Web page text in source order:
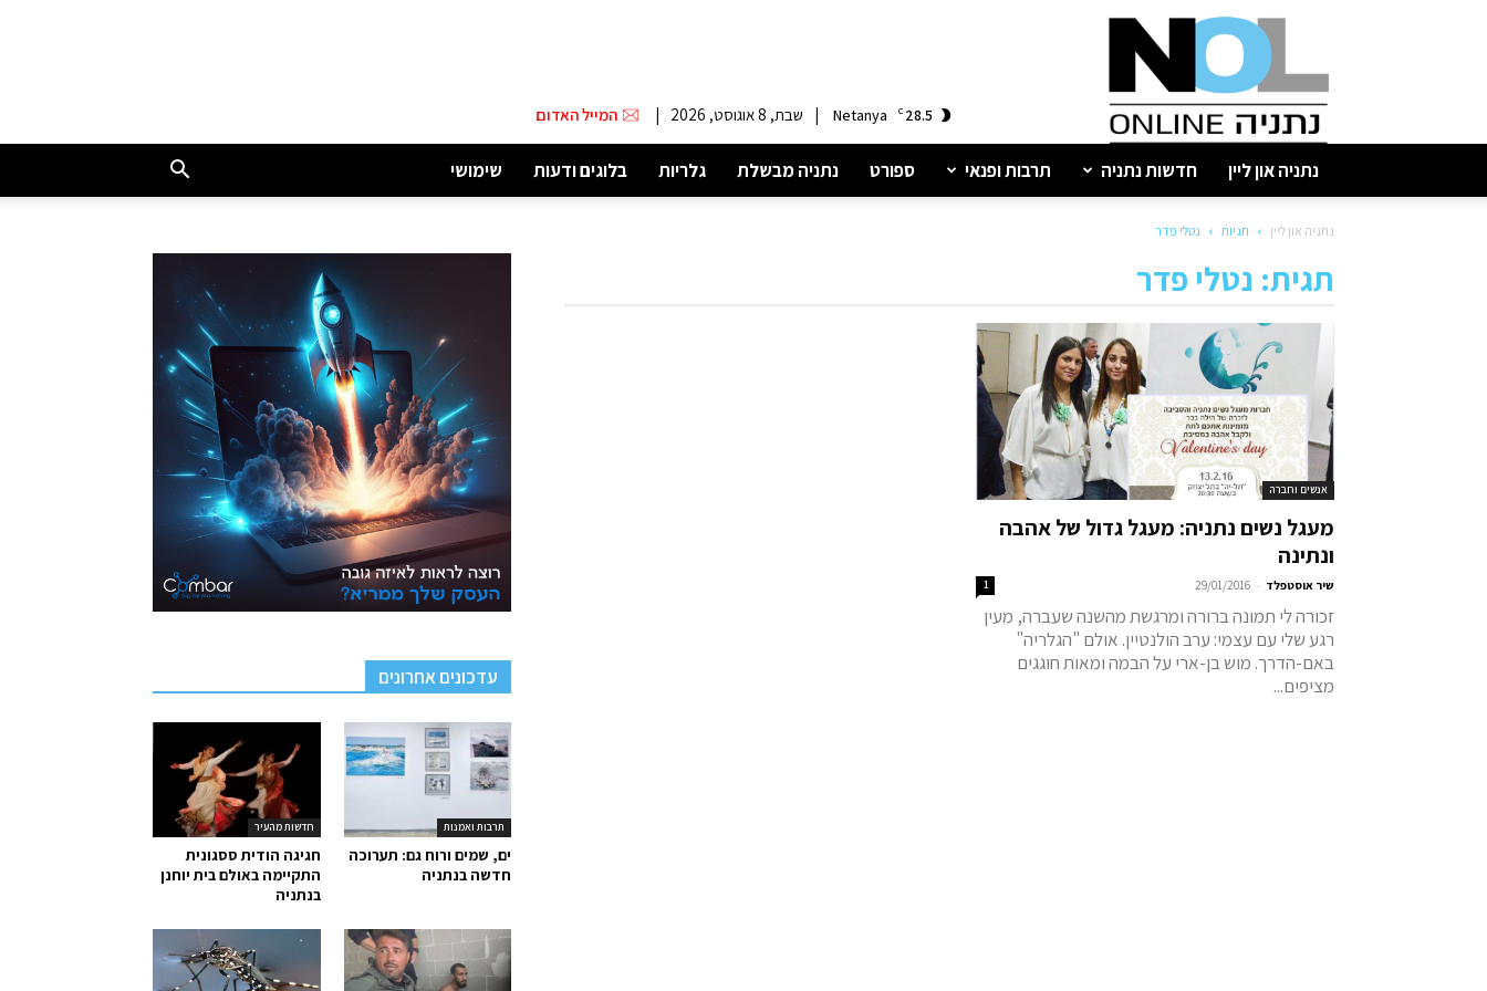
נתניה
28.5
C
Netanya
| שבת, 8 אוגוסט, 2026 | המייל האדום
נתניה און ליין חדשות נתניה תרבות ופנאי ספורט נתניה מבשלת גלריות בלוגים ודעות שימושי
נתניה און ליין תגיות נטלי פדר
תגית: נטלי פדר
אנשים וחברה
מעגל נשים נתניה: מעגל גדול של אהבה
ונתינה
שיר אוסטפלד -
29/01/2016
1
זכורה לי תמונה ברורה ומרגשת מהשנה שעברה, מעין
רגע שלי עם עצמי: ערב הולנטיין. אולם "הגלריה"
באם-הדרך. מוש בן-ארי על הבמה ומאות חוגגים
מציפים...
עדכונים אחרונים
חדשות מהעיר
חגיגה הודית ססגונית
התקיימה באולם בית יוחנן
בנתניה
תרבות ואמנות
ים, שמים ורוח גם: תערוכה
חדשה בנתניה